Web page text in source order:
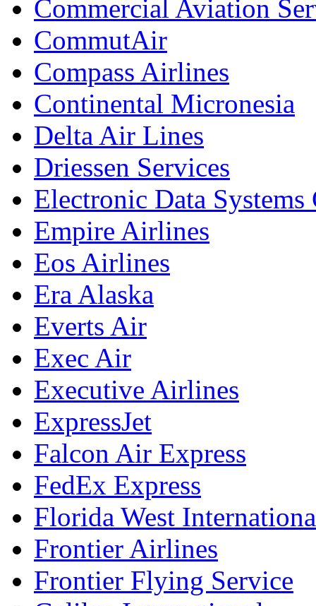
Commercial Aviation
CommutAir
Compass Airlines
Continental Micronesia
Delta Air Lines
Driessen Services
Electronic Data
Empire Airlines
Eos Airlines
Era Alaska
Everts Air
Exec Air
Executive Airlines
ExpressJet
Falcon Air Express
FedEx Express
Florida West
Frontier Airlines
Frontier Flying Service